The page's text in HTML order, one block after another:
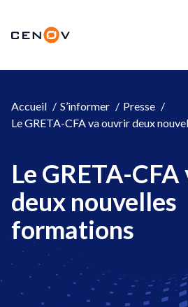
contenu
CENOV
Accueil S’informer
Presse
Le GRETA-CFA va ouvrir deux
Le GRETA-
deux nouvelles
formations